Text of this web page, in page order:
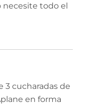
todo el
3 cucharadas de
en forma